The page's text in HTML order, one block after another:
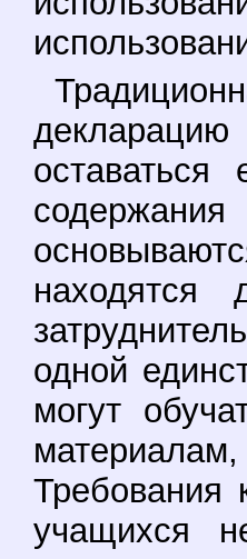
декларацию
оставаться
находятся
одной
могут
Требования
учащихся